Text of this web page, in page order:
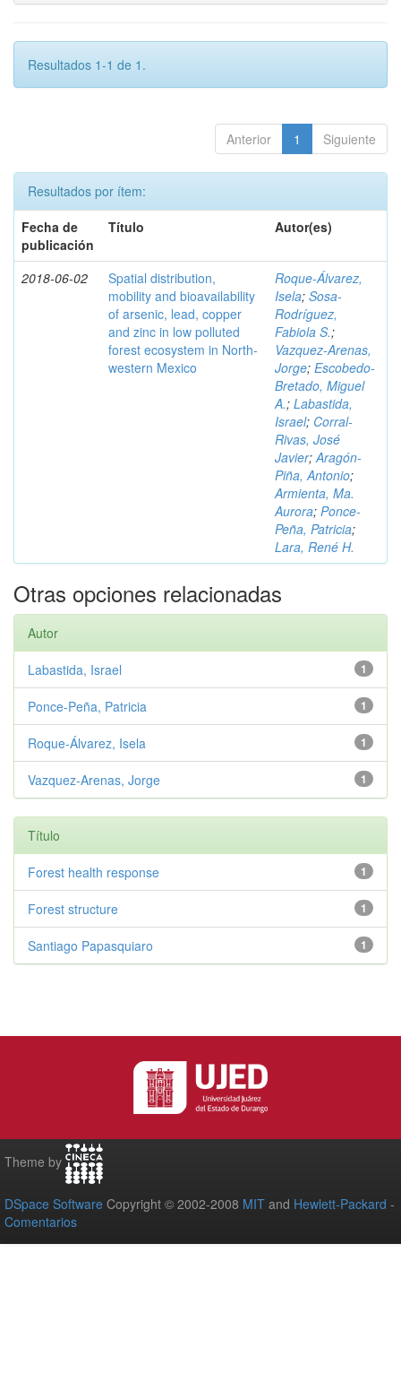
Resultados 1-1 de 1.
Anterior 1 Siguiente
Resultados por ítem:
Fecha de
publicación
Título Autor(es)
2018-06-02
Spatial distribution,
mobility and bioavailability
of arsenic, lead, copper
and zinc in low polluted
forest ecosystem in North-
western Mexico
Roque-Álvarez,
Isela; Sosa-
Rodríguez,
Fabiola S.;
Vazquez-Arenas,
Jorge; Escobedo-
Bretado, Miguel
A.; Labastida,
Israel; Corral-
Rivas, José
Javier;Aragón-
Piña, Antonio;
Armienta, Ma.
Aurora; Ponce-
Peña, Patricia;
Lara, René H.
Otras opciones relacionadas
Autor
1
Labastida, Israel
1
Ponce-Peña, Patricia
1
Roque-Álvarez, Isela
1
Vazquez-Arenas, Jorge
Título
1
Forest health response
1
Forest structure
1
Santiago Papasquiaro
Theme by
DSpace Software Copyright © 2002-2008 MIT and Hewlett-Packard -
Comentarios